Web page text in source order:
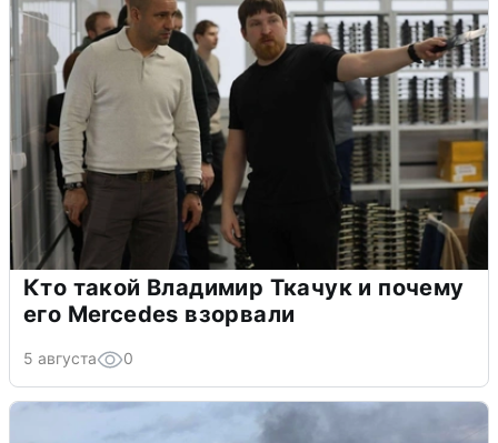
Кто такой Владимир Ткачук и почему
его Mercedes взорвали
5 августа 0